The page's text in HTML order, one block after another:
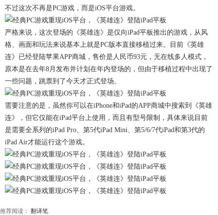
不过这次不再是PC游戏，而是iOS平台游戏。
严格来说，这次登场的《英雄连》是仅向iPad平板推出的游戏，从风
格、画面和玩法来说基本上就是PC版本直接移植过来。目前《英雄
连》已经登陆苹果APP商城，售价是人民币93元，无在线多人模式，
原本是在去年8月发布并计划在年内登场的，但由于移植过程中出现了
一些问题，跳票到了今天才正式登场。
需要注意的是，虽然你可以在iPhone和iPad的APP商城中搜索到《英雄
连》，但它仅能在iPad平台上使用，而且有型号限制，具体来说目前
是需要全系列的iPad Pro、第5代iPad Mini、第5/6/7代iPad和第3代的
iPad Air才能运行这个游戏。
推荐阅读： 翻译笔